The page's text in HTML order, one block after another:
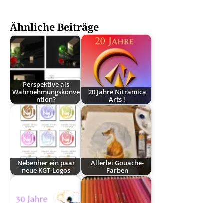
Ähnliche Beiträge
Perspektive als
Wahrnehmungskonve
ntion?
20 Jahre Nitramica
Arts !
Nebenher ein paar
neue KGT-Logos
Allerlei Gouache-
Farben